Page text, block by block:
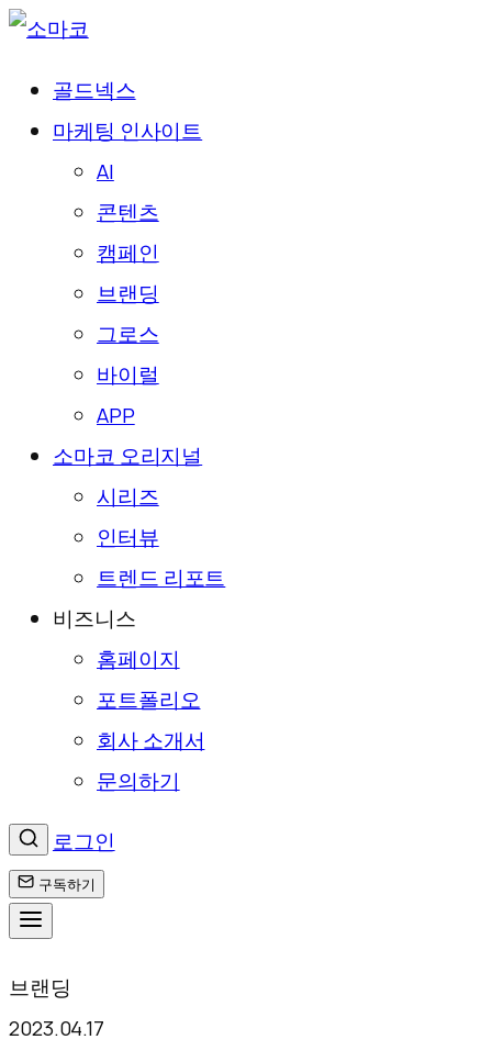
골드넥스
마케팅 인사이트
AI
콘텐츠
캠페인
브랜딩
그로스
바이럴
APP
소마코 오리지널
시리즈
인터뷰
트렌드 리포트
비즈니스
홈페이지
포트폴리오
회사 소개서
문의하기
로그인
구독하기
텐
츠
브랜딩
2023.04.17